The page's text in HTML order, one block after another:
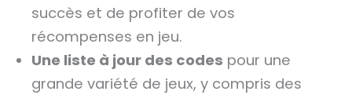
succès et de profiter de vos
récompenses en jeu.
Une liste à jour des codes pour une
grande variété de jeux, y compris des